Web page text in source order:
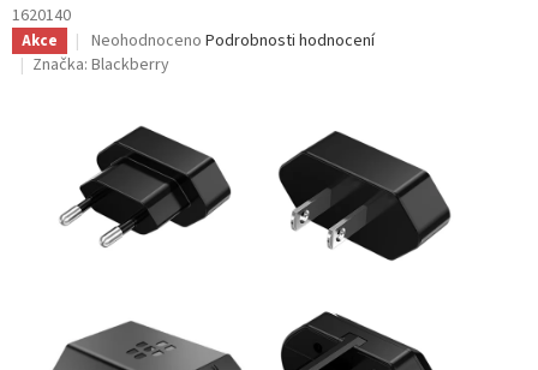
1620140
Akce
Průměrné
hodnocení
z
5
hvězdiček.
Neohodnoceno Podrobnosti hodnocení
Značka: Blackberry